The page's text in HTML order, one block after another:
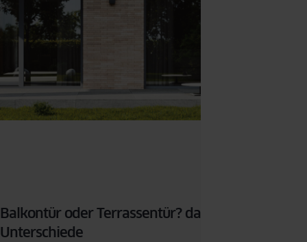
Balkontür oder Terrassentür? das sind die
Unterschiede